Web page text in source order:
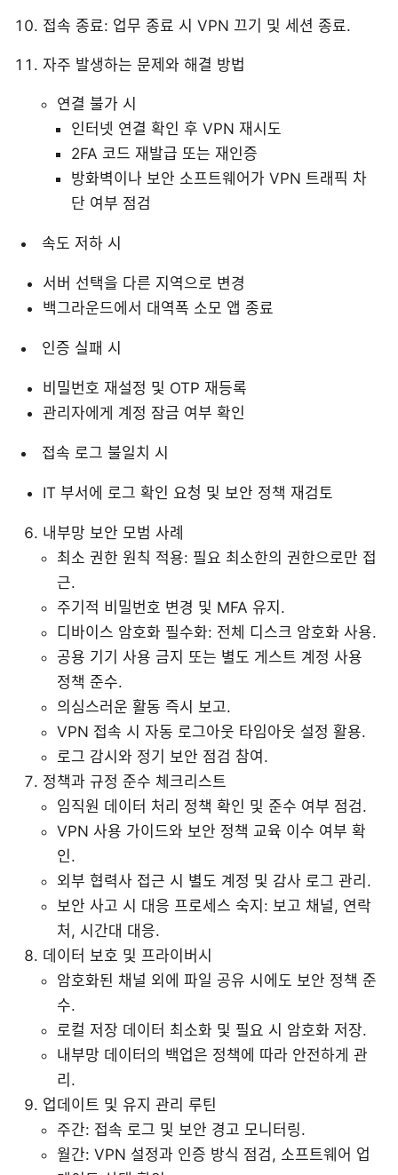
접속 종료: 업무 종료 시 VPN 끄기 및 세션 종료.
자주 발생하는 문제와 해결 방법
연결 불가 시
인터넷 연결 확인 후 VPN 재시도
2FA 코드 재발급 또는 재인증
방화벽이나 보안 소프트웨어가 VPN 트래픽 차
단 여부 점검
속도 저하 시
서버 선택을 다른 지역으로 변경
백그라운드에서 대역폭 소모 앱 종료
인증 실패 시
비밀번호 재설정 및 OTP 재등록
관리자에게 계정 잠금 여부 확인
접속 로그 불일치 시
IT 부서에 로그 확인 요청 및 보안 정책 재검토
내부망 보안 모범 사례
최소 권한 원칙 적용: 필요 최소한의 권한으로만 접
근.
주기적 비밀번호 변경 및 MFA 유지.
디바이스 암호화 필수화: 전체 디스크 암호화 사용.
공용 기기 사용 금지 또는 별도 게스트 계정 사용
정책 준수.
의심스러운 활동 즉시 보고.
VPN 접속 시 자동 로그아웃 타임아웃 설정 활용.
로그 감시와 정기 보안 점검 참여.
정책과 규정 준수 체크리스트
임직원 데이터 처리 정책 확인 및 준수 여부 점검.
VPN 사용 가이드와 보안 정책 교육 이수 여부 확
인.
외부 협력사 접근 시 별도 계정 및 감사 로그 관리.
보안 사고 시 대응 프로세스 숙지: 보고 채널, 연락
처, 시간대 대응.
데이터 보호 및 프라이버시
암호화된 채널 외에 파일 공유 시에도 보안 정책 준
수.
로컬 저장 데이터 최소화 및 필요 시 암호화 저장.
내부망 데이터의 백업은 정책에 따라 안전하게 관
리.
업데이트 및 유지 관리 루틴
주간: 접속 로그 및 보안 경고 모니터링.
월간: VPN 설정과 인증 방식 점검, 소프트웨어 업